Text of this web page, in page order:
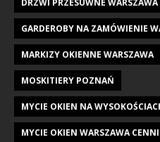
DRZWI PRZESUWNE WARSZAWA
GARDEROBY NA ZAMÓWIENIE
MARKIZY OKIENNE WARSZAWA
MOSKITIERY POZNAŃ
MYCIE OKIEN NA
MYCIE OKIEN WARSZAWA